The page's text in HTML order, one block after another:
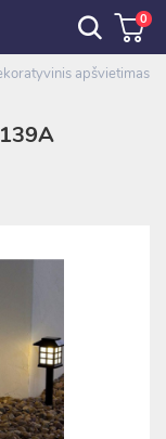
0
apšvietimas